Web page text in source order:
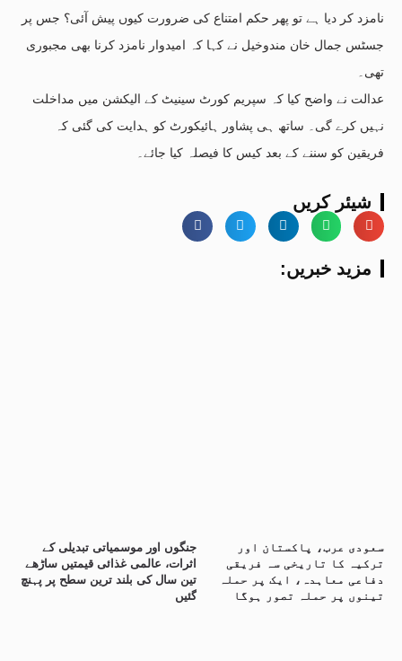
نامزد کر دیا ہے تو پھر حکم امتناع کی ضرورت کیوں پیش آئی؟ جس پر
جسٹس جمال خان مندوخیل نے کہا کہ امیدوار نامزد کرنا بھی مجبوری
تھی۔
عدالت نے واضح کیا کہ سپریم کورٹ سینیٹ کے الیکشن میں مداخلت
نہیں کرے گی۔ ساتھ ہی پشاور ہائیکورٹ کو ہدایت کی گئی کہ
فریقین کو سننے کے بعد کیس کا فیصلہ کیا جائے۔
شیئر کریں
:مزید خبریں
جنگوں اور موسمیاتی تبدیلی کے
اثرات، عالمی غذائی قیمتیں ساڑھے
تین سال کی بلند ترین سطح پر پہنچ
گئیں
سعودی عرب، پاکستان اور
ترکیہ کا تاریخی سہ فریقی
دفاعی معاہدہ، ایک پر حملہ
تینوں پر حملہ تصور ہوگا